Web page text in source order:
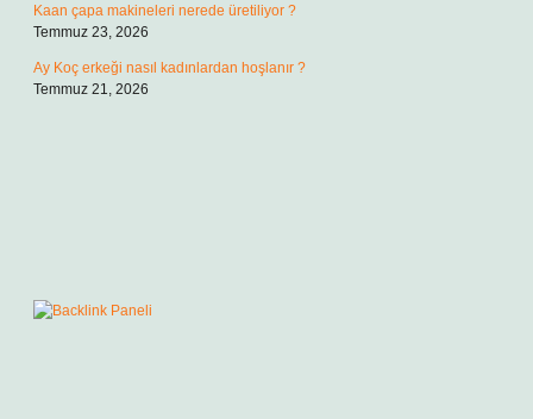
Kaan çapa makineleri nerede üretiliyor ?
Temmuz 23, 2026
Ay Koç erkeği nasıl kadınlardan hoşlanır ?
Temmuz 21, 2026